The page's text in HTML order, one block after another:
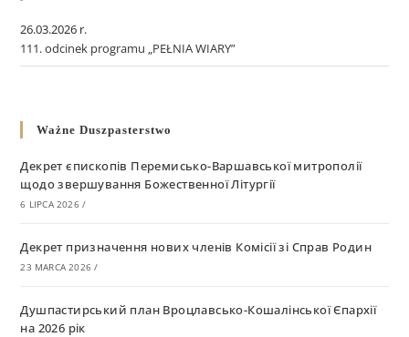
26.03.2026 r.
111. odcinek programu „PEŁNIA WIARY”
Ważne Duszpasterstwo
Декрет єпископів Перемисько-Варшавської митрополії
щодо звершування Божественної Літургії
6 LIPCA 2026 /
Декрет призначення нових членів Комісії зі Справ Родин
23 MARCA 2026 /
Душпастирський план Вроцлавсько-Кошалінської Єпархії
на 2026 рік